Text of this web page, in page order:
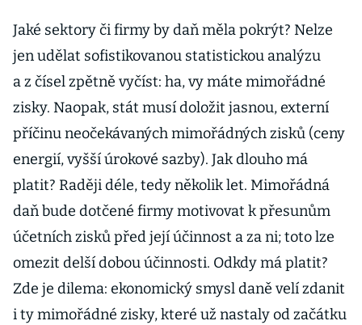
Jaké sektory či firmy by daň měla pokrýt? Nelze
jen udělat sofistikovanou statistickou analýzu
a z čísel zpětně vyčíst: ha, vy máte mimořádné
zisky. Naopak, stát musí doložit jasnou, externí
příčinu neočekávaných mimořádných zisků (ceny
energií, vyšší úrokové sazby). Jak dlouho má
platit? Raději déle, tedy několik let. Mimořádná
daň bude dotčené firmy motivovat k přesunům
účetních zisků před její účinnost a za ni; toto lze
omezit delší dobou účinnosti. Odkdy má platit?
Zde je dilema: ekonomický smysl daně velí zdanit
i ty mimořádné zisky, které už nastaly od začátku